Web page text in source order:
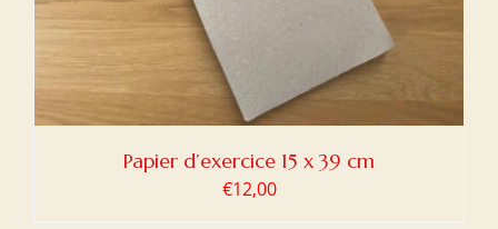
Papier d’exercice 15 x 39 cm
€12,00